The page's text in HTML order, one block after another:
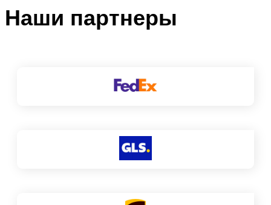
Наши партнеры